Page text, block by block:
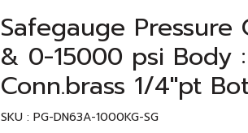
Safegauge
& 0-15000 psi Body
Conn.brass 1/4"pt
SKU : PG-DN63A-1000KG-SG